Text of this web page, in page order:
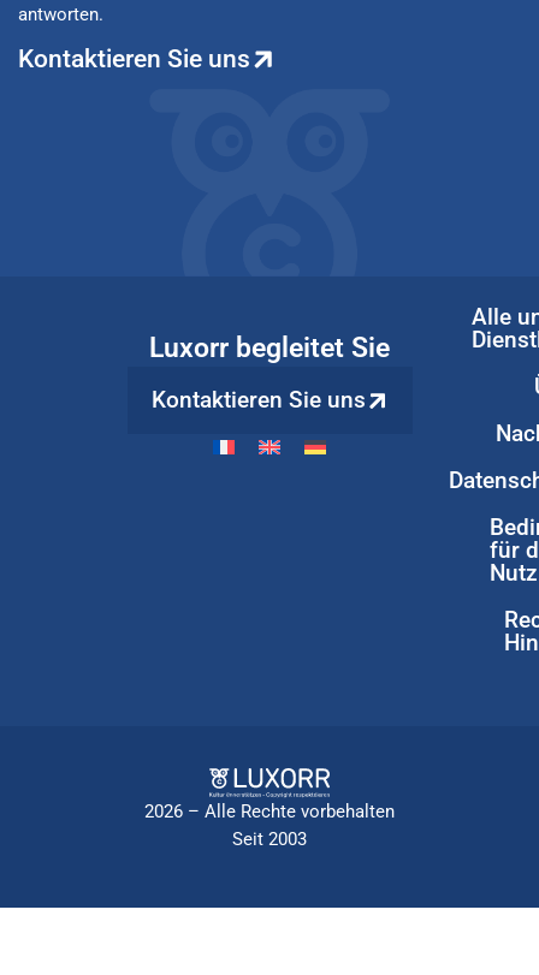
antworten.
Kontaktieren Sie uns
Luxorr begleitet Sie
Kontaktieren Sie uns
Alle
für
2026 – Alle Rechte vorbehalten
Seit 2003